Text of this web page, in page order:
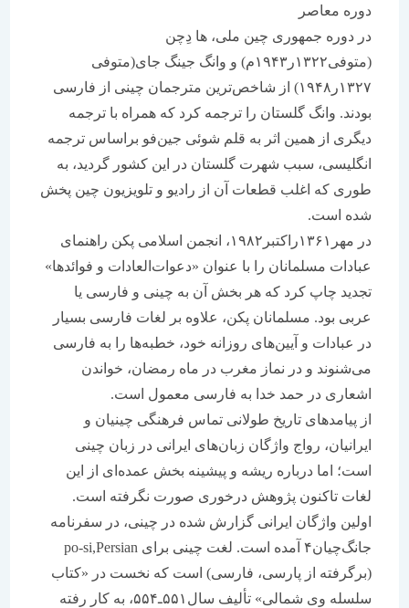
دوره معاصر
در دوره جمهوری چین ملی، ها دِچن
(متوفی۱۳۲۲ر۱۹۴۳م) و وانگ جینگ جای(متوفی
۱۳۲۷ر۱۹۴۸) از شاخص‌ترین مترجمان چینی از فارسی
بودند. وانگ گلستان را ترجمه کرد که همراه با ترجمه
دیگری از همین اثر به قلم شوئی جین‌فو براساس ترجمه
انگلیسی، سبب شهرت گلستان در این کشور گردید، به
طوری که اغلب قطعات آن از رادیو و تلویزیون چین پخش
شده است.
در مهر۱۳۶۱راکتبر۱۹۸۲، انجمن اسلامی پکن راهنمای
عبادات مسلمانان را با عنوان «دعوات‌العادات و فوائدها»
تجدید چاپ کرد که هر بخش آن به چینی و فارسی یا
عربی بود. مسلمانان پکن، علاوه بر لغات فارسی بسیار
در عبادات و آیین‌های روزانه خود، خطبه‌ها را به فارسی
می‌شنوند و در نماز مغرب در ماه رمضان، خواندن
اشعاری در حمد خدا به فارسی معمول است.
از پیامدهای تاریخ طولانی تماس فرهنگی چینیان و
ایرانیان، رواج واژگان زبان‌های ایرانی در زبان چینی
است؛ اما درباره ریشه و پیشینه بخش عمده‌ای از این
لغات تاکنون پژوهش درخوری صورت نگرفته است.
اولین واژگان ایرانی گزارش شده در چینی، در سفرنامه
جانگ‌چیان۴ آمده است. لغت چینی برای po-si,Persian
(برگرفته از پارسی، فارسی) است که نخست در «کتاب
سلسله وی شمالی» تألیف سال۵۵۱ـ۵۵۴، به کار رفته